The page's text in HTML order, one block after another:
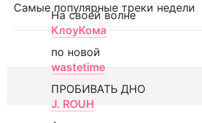
Самые популярные треки недели
На своей волне
КлоуКома
по новой
wastetime
ПРОБИВАТЬ ДНО
J. ROUH